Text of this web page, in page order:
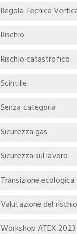
Regola Tecnica
Rischio
Rischio catastrofico
Scintille
Senza categoria
Sicurezza gas
Sicurezza sul lavoro
Transizione ecologica
Valutazione del rischio
Workshop ATEX 2023